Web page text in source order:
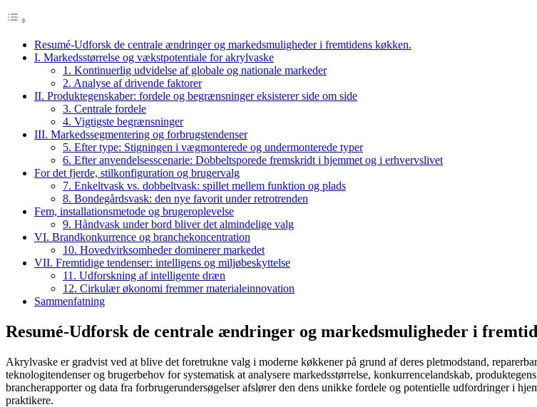
Resumé-Udforsk de centrale ændringer og markedsmuligheder i fremtidens køkken.
I. Markedsstørrelse og vækstpotentiale for akrylvaske
1. Kontinuerlig udvidelse af globale og nationale markeder
2. Analyse af drivende faktorer
II. Produktegenskaber: fordele og begrænsninger eksisterer side om side
3. Centrale fordele
4. Vigtigste begrænsninger
III. Markedssegmentering og forbrugstendenser
5. Efter type: Stigningen i vægmonterede og undermonterede typer
6. Efter anvendelsesscenarie: Dobbeltsporede fremskridt i hjemmet og i erhvervslivet
For det fjerde, stilkonfiguration og brugervalg
7. Enkeltvask vs. dobbeltvask: spillet mellem funktion og plads
8. Bondegårdsvask: den nye favorit under retrotrenden
Fem, installationsmetode og brugeroplevelse
9. Håndvask under bord bliver det almindelige valg
VI. Brandkonkurrence og branchekoncentration
10. Hovedvirksomheder dominerer markedet
VII. Fremtidige tendenser: intelligens og miljøbeskyttelse
11. Udforskning af intelligente dræn
12. Cirkulær økonomi fremmer materialeinnovation
Sammenfatning
Resumé-Udforsk de centrale ændringer og markedsmuligheder i
Akrylvaske er gradvist ved at blive det foretrukne valg i moderne køkkener på grund af deres pletmodstand,
teknologitendenser og brugerbehov for systematisk at analysere markedsstørrelse, konkurrencelandskab,
brancherapporter og data fra forbrugerundersøgelser afslører den dens unikke fordele og potentielle udfordringer i
praktikere.